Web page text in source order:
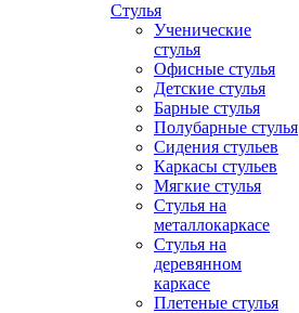
Стулья
Ученические
стулья
Офисные стулья
Детские стулья
Барные стулья
Полубарные стулья
Сидения стульев
Каркасы стульев
Мягкие стулья
Стулья на
металлокаркасе
Стулья на
деревянном
каркасе
Плетеные стулья